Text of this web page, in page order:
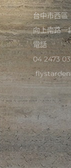
台中市西區
向上南路一
電話
04 2473